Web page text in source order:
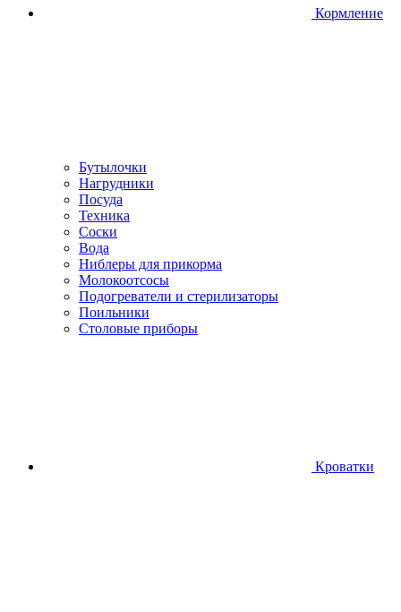
Кормление
Бутылочки
Нагрудники
Посуда
Техника
Соски
Вода
Ниблеры для прикорма
Молокоотсосы
Подогреватели и стерилизаторы
Поильники
Столовые приборы
Кроватки